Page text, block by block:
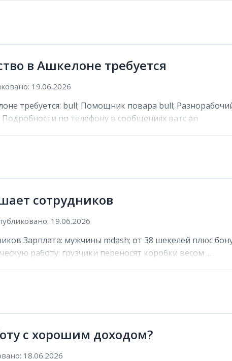
в Ашкелоне требуется
19.06.2026
требуется: bull; Помощник повара bull;
по телефону в сообщениях ватс ап
сотрудников
19.06.2026
Зарплата: мужчины mdash; от 38 шекелей плюс
работу: грузчики переносят коробки весом ...
с хорошим доходом?
18.06.2026